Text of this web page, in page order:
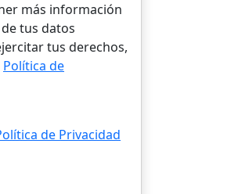
más información
tus datos
tus derechos,
Política de
de Privacidad